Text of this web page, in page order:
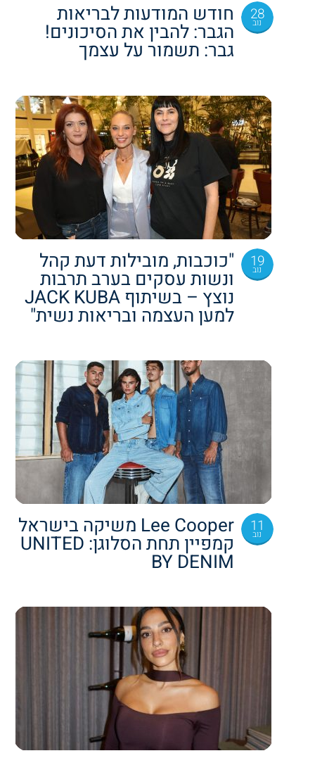
28
נוב חודש המודעות לבריאות
הגבר: להבין את הסיכונים!
גבר: תשמור על עצמך
19
נוב "כוכבות, מובילות דעת קהל
ונשות עסקים בערב תרבות
נוצץ – בשיתוף JACK KUBA
למען העצמה ובריאות נשית"
11
נוב Lee Cooper משיקה בישראל
קמפיין תחת הסלוגן: UNITED
BY DENIM